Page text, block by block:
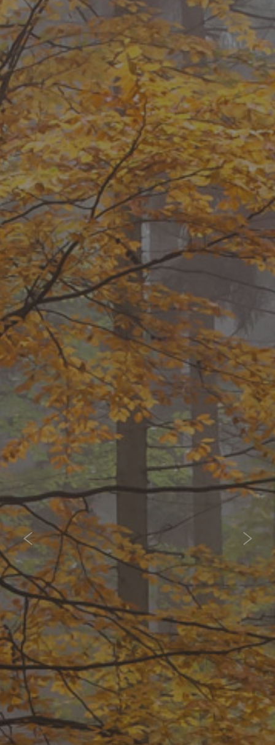
Mysłakowice
Dolina Pałaców i Ogrodów
Zapraszamy Państwa na wędrówkę w Dolinę Pałaców i
Ogrodów, do „niebiańskiej okolicy”, gdzie są „potężne góry na
południu i spokojna sielskość na północy”. Gdzie królują lasy,
stawy, gaje i najpiękniejsze łąki. Gdzie wielonarodowe i
wielokulturowe dziedzictwo jest dumą obecnych mieszkańców
gminy.
WIĘCEJ